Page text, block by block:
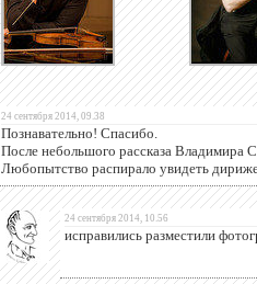
24 сентября 2014, 09.38
Познавательно! Спасибо.
После небольшого рассказа Владимира
Любопытство распирало увидеть
24 сентября 2014, 10.56
исправились разместили